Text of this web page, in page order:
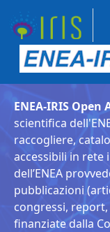
ENEA-IRIS Open
scientifica
raccogliere,
accessibili in rete
dell’ENEA
pubblicazioni
congressi,
finanziate dalla